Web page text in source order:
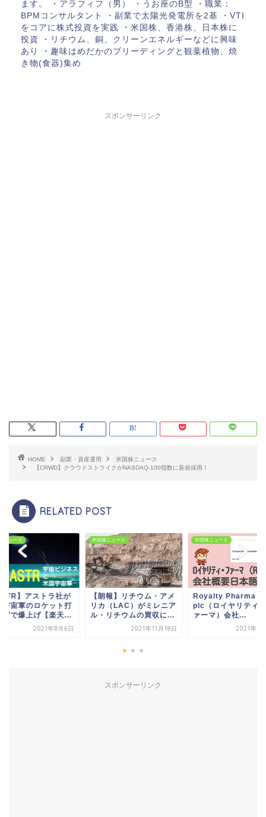
ます。 ・アラフィフ（男） ・うお座のB型 ・職業：
BPMコンサルタント ・副業で太陽光発電所を2基 ・VTI
をコアに株式投資を実践 ・米国株、香港株、日本株に
投資 ・リチウム、銅、クリーンエネルギーなどに興味
あり ・趣味はめだかのブリーディングと観葉植物、焼
き物(食器)集め
スポンサーリンク
HOME 副業・資産運用
米国株ニュース
【CRWD】クラウドストライクがNASDAQ-100指数に新規採用！
RELATED POST
ニュース
】アストラ社が
宇宙軍のロケット打
げで爆上げ【楽天...
2021年8月6日
米国株ニュース
【朗報】リチウム・アメ
リカ（LAC）がミレニア
ル・リチウムの買収に...
2021年11月18日
米国株ニュース
Royalty Pharma
plc（ロイヤリティ
ァーマ）会社...
2021年8
スポンサーリンク